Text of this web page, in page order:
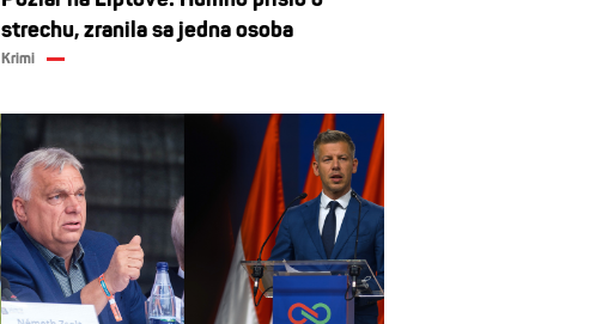
strechu, zranila sa jedna osoba
Krimi